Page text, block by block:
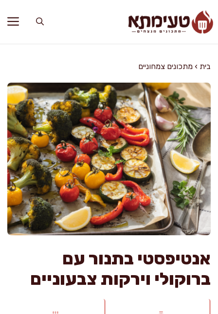
לתוכן
בית › מתכונים צמחוניים
אנטיפסטי בתנור עם
ברוקולי וירקות צבעוניים